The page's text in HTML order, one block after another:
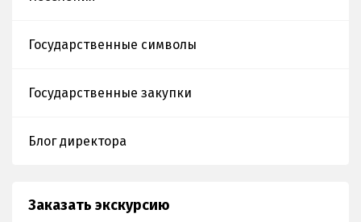
Государственные символы
Государственные закупки
Блог директора
Заказать экскурсию